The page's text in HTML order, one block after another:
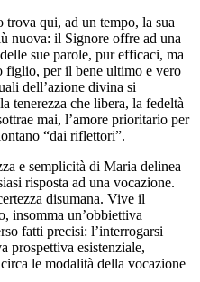
trova qui, ad un tempo, la sua
nuova: il Signore offre ad una
sue parole, pur efficaci, ma
figlio, per il bene ultimo e vero
dell’azione divina si
tenerezza che libera, la fedeltà
mai, l’amore prioritario per
“dai riflettori”.
e semplicità di Maria delinea
risposta ad una vocazione.
disumana. Vive il
insomma un’obbiettiva
fatti precisi: l’interrogarsi
prospettiva esistenziale,
le modalità della vocazione